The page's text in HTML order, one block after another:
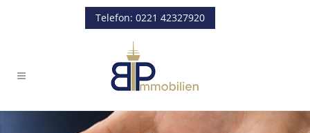
Telefon: 0221 42327920